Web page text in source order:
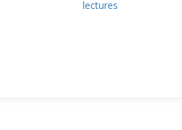
lectures